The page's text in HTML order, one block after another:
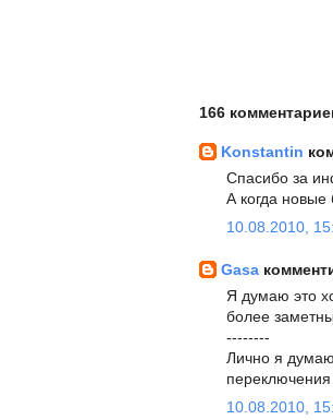
166
Konstantin
Спасибо за
А когда новые
10.08.2010,
Gasa
Я думаю это
более
--------
Лично я
10.08.2010,